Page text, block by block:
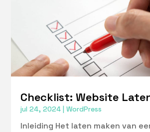
Checklist: Website
jul 24, 2024 |WordPress
Inleiding Het laten maken van